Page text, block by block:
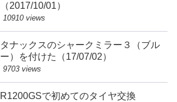
（2017/10/01）
10910 views
タナックスのシャークミラー３（ブル
ー）を付けた（17/07/02）
9703 views
R1200GSで初めてのタイヤ交換